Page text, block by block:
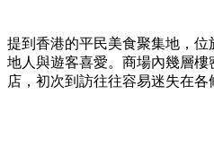
提到香港的平民美食聚集地，
地人與遊客喜愛。商場內幾層
店，初次到訪往往容易迷失在各